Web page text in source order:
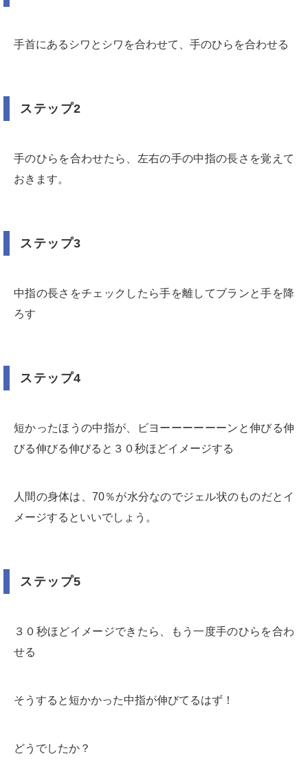
手首にあるシワとシワを合わせて、手のひらを合わせる
ステップ2
手のひらを合わせたら、左右の手の中指の長さを覚えて
おきます。
ステップ3
中指の長さをチェックしたら手を離してブランと手を降
ろす
ステップ4
短かったほうの中指が、ビヨーーーーーーンと伸びる伸
びる伸びる伸びると３０秒ほどイメージする
人間の身体は、70％が水分なのでジェル状のものだとイ
メージするといいでしょう。
ステップ5
３０秒ほどイメージできたら、もう一度手のひらを合わ
せる
そうすると短かかった中指が伸びてるはず！
どうでしたか？